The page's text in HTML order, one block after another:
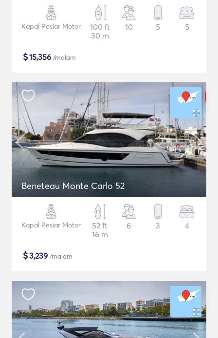
Kapal Pesiar Motor
100 ft
30 m
10 5 5
$15,356 /malam
Beneteau Monte Carlo 52
Kapal Pesiar Motor
52 ft
16 m
6 3 4
$3,239 /malam